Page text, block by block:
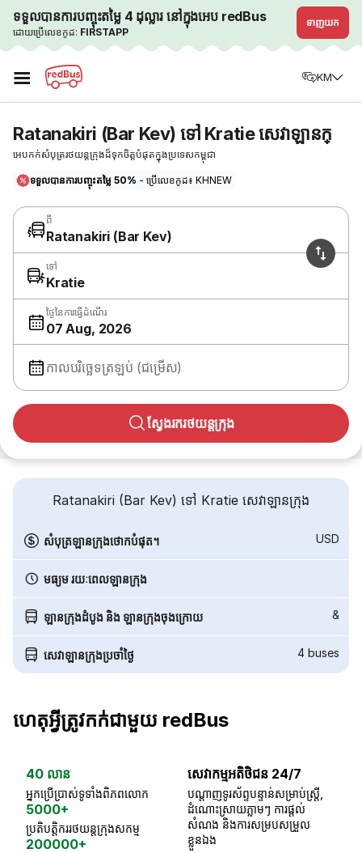
ទទួលបានការបញ្ចុះតម្លៃ 4 ដុល្លារ នៅក្នុងអេប redBus
ដោយប្រើលេខកូដ: FIRSTAPP
ទាញយក
☰ KM
Ratanakiri (Bar Kev) ទៅ Kratie សេវាឡានក្
អេបកក់សំបុត្ររថយន្តក្រុងដ៏ទុកចិត្តបំផុតក្នុងប្រទេសកម្ពុជា
ទទួលបានការបញ្ចុះតម្លៃ 50% - ប្រើលេខកូដ៖ KHNEW
ពី
Ratanakiri (Bar Kev)
ទៅ
Kratie
ថ្ងៃនៃការធ្វើដំណើរ
07 Aug, 2026
កាលបរិច្ឆេទត្រឡប់ (ជម្រើស)
ស្វែងរករថយន្តក្រុង
Ratanakiri (Bar Kev) ទៅ Kratie សេវាឡានក្រុង
សំបុត្រឡានក្រុងថោកបំផុត។ USD
មធ្យម រយៈពេលឡានក្រុង
ឡានក្រុងដំបូង និង ឡានក្រុងចុងក្រោយ &
សេវាឡានក្រុងប្រចាំថ្ងៃ 4 buses
ហេតុអ្វីត្រូវកក់ជាមួយ redBus
40 លាន
អ្នកប្រើប្រាស់ទូទាំងពិភពលោក
5000+
ប្រតិបត្តិកររថយន្តក្រុងសកម្ម
200000+
សេវាកម្មអតិថិជន 24/7
បណ្តាញទូរស័ព្ទបន្ទាន់សម្រាប់ស្ត្រី,
ដំណោះស្រាយភ្លាមៗ ការផ្តល់
សំណង និងការសម្របសម្រួល
ខ្លួនឯង